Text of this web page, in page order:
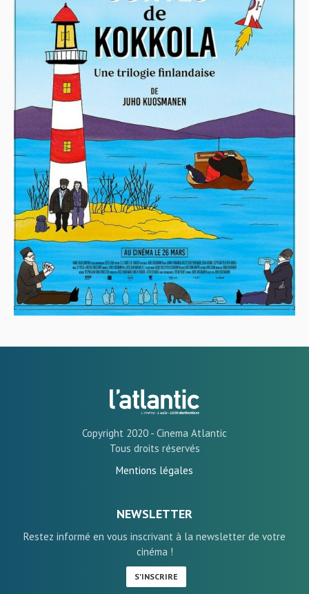
Copyright 2020 - Cinema Atlantic
Tous droits réservés
Mentions légales
NEWSLETTER
Restez informé en vous inscrivant à la newsletter de votre
cinéma !
S'INSCRIRE